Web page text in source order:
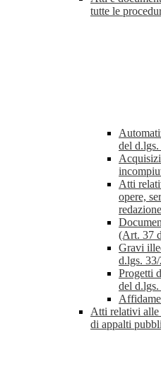
tutte le
del
Atti
opere,
(Art. 37
Gravi
d.lgs.
Progetti
del
Atti relativi alle
di appalti